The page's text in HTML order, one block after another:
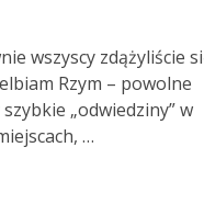
wszyscy zdążyliście
Rzym – powolne
„odwiedziny” w
…